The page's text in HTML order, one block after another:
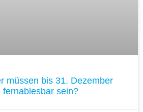
müssen bis 31. Dezember
fernablesbar sein?